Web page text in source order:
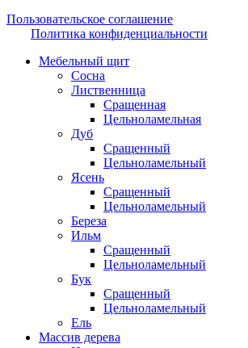
Пользовательское соглашение
Политика конфиденциальности
Мебельный щит
Сосна
Лиственница
Сращенная
Цельноламельная
Дуб
Сращенный
Цельноламельный
Ясень
Сращенный
Цельноламельный
Береза
Ильм
Сращенный
Цельноламельный
Бук
Сращенный
Цельноламельный
Ель
Массив дерева